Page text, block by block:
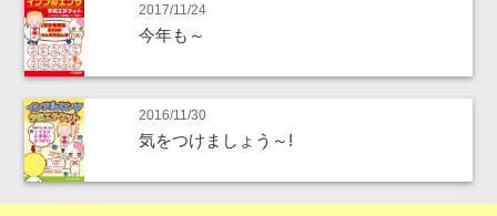
2017/11/24
今年も～
2016/11/30
気をつけましょう～!